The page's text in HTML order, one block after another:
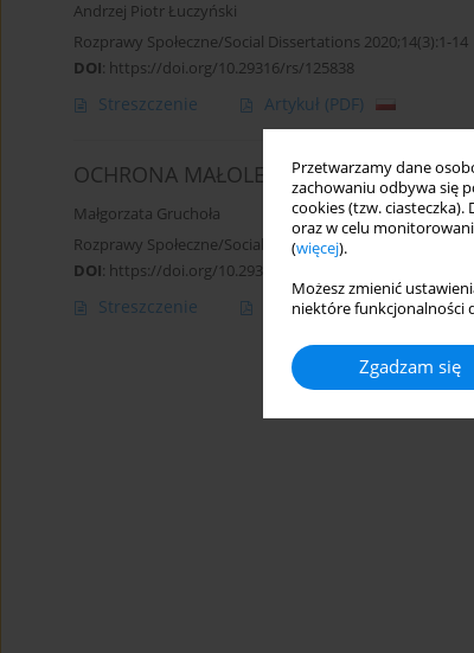
Przetwarzamy dane
zachowaniu odbywa się
cookies (tzw.
oraz w celu
(więcej).
Możesz zmienić
niektóre funkcjonalności
Zgadzam się
Andrzej Piotr Łuczyński
Rozprawy Społeczne/Social Dissertations 2020;14(3):1-14
DOI: https://doi.org/10.29316/rs/125838
Streszczenie Artykuł (PDF)
OCHRONA MAŁOLETNICH
Małgorzata Gruchoła
Rozprawy Społeczne/Social Dissertations 2011;5(1):78-100
DOI: https://doi.org/10.29316/rs/111299
Streszczenie Artykuł(PDF)